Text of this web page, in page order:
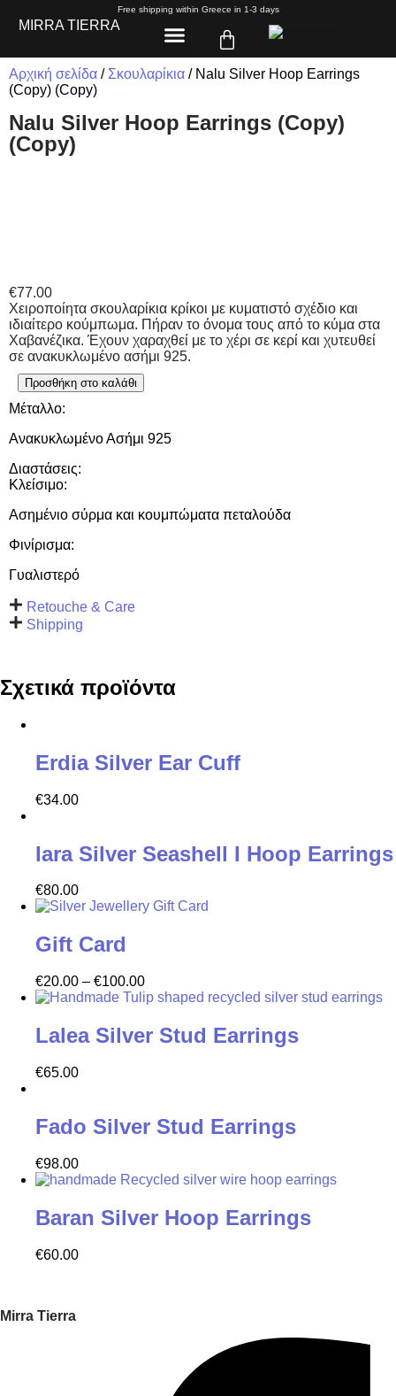
Free shipping within Greece in 1-3 days
MIRRA TIERRA
Αρχική σελίδα / Σκουλαρίκια / Nalu Silver Hoop Earrings
(Copy) (Copy)
Nalu Silver Hoop Earrings (Copy)
(Copy)
€77.00
Χειροποίητα σκουλαρίκια κρίκοι με κυματιστό σχέδιο και
ιδιαίτερο κούμπωμα. Πήραν το όνομα τους από το κύμα στα
Χαβανέζικα. Έχουν χαραχθεί με το χέρι σε κερί και χυτευθεί
σε ανακυκλωμένο ασήμι 925.
Προσθήκη στο καλάθι
Μέταλλο:
Ανακυκλωμένο Ασήμι 925
Διαστάσεις:
Κλείσιμο:
Ασημένιο σύρμα και κουμπώματα πεταλούδα
Φινίρισμα:
Γυαλιστερό
Retouche & Care
Shipping
Σχετικά προϊόντα
Erdia Silver Ear Cuff
€34.00
Iara Silver Seashell I Hoop Earrings
€80.00
Gift Card
€20.00 – €100.00
Lalea Silver Stud Earrings
€65.00
Fado Silver Stud Earrings
€98.00
Baran Silver Hoop Earrings
€60.00
Mirra Tierra